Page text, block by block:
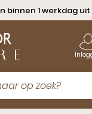
binnen 1 werkdag uit